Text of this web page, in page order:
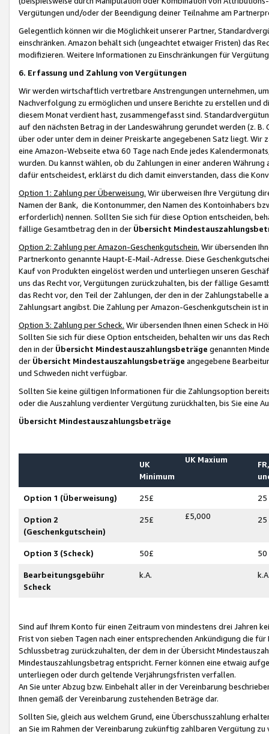
Vergütungen und/oder der Beendigung deiner Teilnahme am
Gelegentlich können wir die Möglichkeit unserer Partner,
einschränken. Amazon behält sich (ungeachtet etwaiger Fristen) das
modifizieren. Weitere Informationen zu Einschränkungen für
6. Erfassung und Zahlung von Vergütungen
Wir werden wirtschaftlich vertretbare Anstrengungen unternehmen,
Nachverfolgung zu ermöglichen und unsere Berichte zu erstellen und
diesem Monat verdient hast, zusammengefasst sind.
auf den nächsten Betrag in der Landeswährung gerundet werden (z.
über oder unter dem in deiner Preiskarte angegebenen Satz liegt.
eine Amazon-Webseite etwa 60 Tage nach Ende jedes
wurden. Du kannst wählen, ob du Zahlungen in einer anderen
dafür entscheidest, erklärst du dich damit einverstanden, dass die
Option 1: Zahlung per Überweisung. Wir überweisen Ihre Vergütung
Namen der Bank, die Kontonummer, den Namen des Kontoinhabers
erforderlich) nennen. Sollten Sie sich für diese Option entscheiden,
fällige Gesamtbetrag den in der Übersicht
Option 2: Zahlung per Amazon-Geschenkgutschein. Wir übersenden
Partnerkonto genannte Haupt-E-Mail-Adresse. Diese
Kauf von Produkten eingelöst werden und unterliegen unseren
uns das Recht vor, Vergütungen zurückzuhalten, bis der fällige
das Recht vor, den Teil der Zahlungen, der den in der
Zahlungsart angibst. Die Zahlung per Amazon-Geschenkgutschein ist
Option 3: Zahlung per Scheck. Wir übersenden Ihnen einen Scheck in
Sollten Sie sich für diese Option entscheiden, behalten wir uns das
den in der Übersicht Mindestauszahlungsbeträge genannten
der Übersicht Mindestauszahlungsbeträge angegebene
und Schweden nicht verfügbar.
Sollten Sie keine gültigen Informationen für die Zahlungsoption
oder die Auszahlung verdienter Vergütung zurückhalten, bis Sie
Übersicht Mindestauszahlungsbeträge
UK
Minimum
UK Maxium
Option 1 (Überweisung) 25£ 25
Option 2
(Geschenkgutschein)
25£ £5,000 25
Option 3 (Scheck) 50£ 50
Bearbeitungsgebühr
Scheck
k.A.
Sind auf Ihrem Konto für einen Zeitraum von mindestens drei Jahren
Frist von sieben Tagen nach einer entsprechenden Ankündigung die
Schlussbetrag zurückzuhalten, der dem in der Übersicht
Mindestauszahlungsbetrag entspricht. Ferner können eine etwaig
unterliegen oder durch geltende Verjährungsfristen verfallen.
An Sie unter Abzug bzw. Einbehalt aller in der Vereinbarung
Ihnen gemäß der Vereinbarung zustehenden Beträge dar.
Sollten Sie, gleich aus welchem Grund, eine Überschusszahlung
an Sie im Rahmen der Vereinbarung zukünftig zahlbaren Vergütung zu